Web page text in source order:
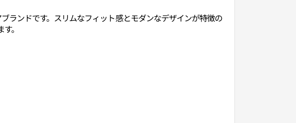
ランドです。スリムなフィット感とモダンなデザインが特徴の
。